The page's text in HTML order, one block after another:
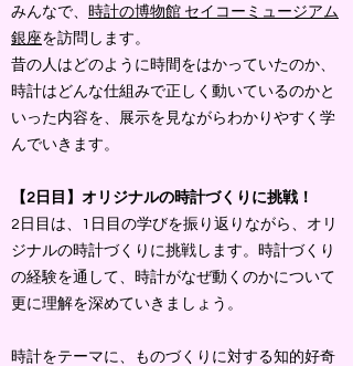
みんなで、 時計の博物館 セイコーミュージアム
銀座を訪問します。
昔の人はどのように時間をはかっていたのか、
時計はどんな仕組みで正しく動いているのかと
いった内容を、展示を見ながらわかりやすく学
んでいきます。
【2日目】オリジナルの時計づくりに挑戦！
2日目は、1日目の学びを振り返りながら、オリ
ジナルの時計づくりに挑戦します。時計づくり
の経験を通して、時計がなぜ動くのかについて
更に理解を深めていきましょう。
時計をテーマに、ものづくりに対する知的好奇